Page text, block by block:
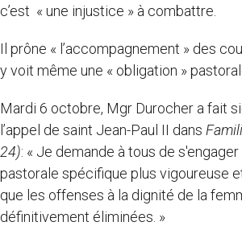
c’est « une injustice » à combattre.
Il prône « l’accompagnement » des
y voit même une « obligation »
Mardi 6 octobre, Mgr Durocher a fait
l’appel de saint Jean-Paul II dans
24): « Je demande à tous de
pastorale spécifique plus vigoureuse
que les offenses à la dignité de la
définitivement éliminées. »